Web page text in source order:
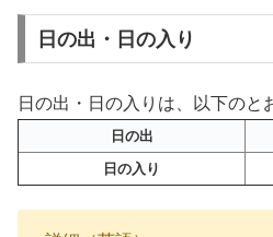
日の出・日の入り
日の出・日の入りは、以下のと
日の出
日の入り